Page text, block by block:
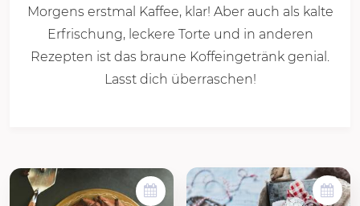
Morgens erstmal Kaffee, klar! Aber auch als kalte
Erfrischung, leckere Torte und in anderen
Rezepten ist das braune Koffeingetränk genial.
Lasst dich überraschen!